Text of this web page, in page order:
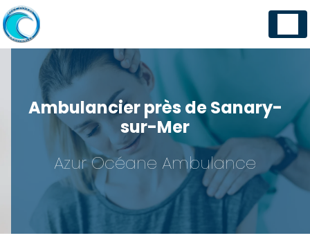
Ambulancier près de Sanary-
sur-Mer
Azur Océane Ambulance
Panneau de gestion des cookies